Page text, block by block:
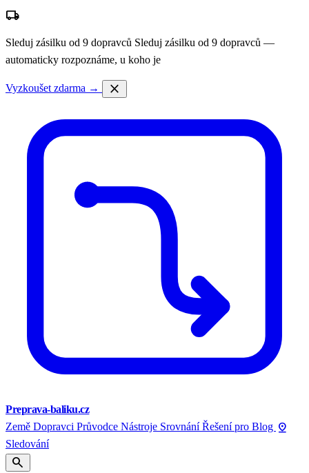
local_shipping
Sleduj zásilku od 9 dopravců Sleduj zásilku od 9 dopravců —
automaticky rozpoznáme, u koho je
Vyzkoušet zdarma → close
Preprava-baliku.cz
Země Dopravci Průvodce Nástroje Srovnání Řešení pro Blog pin_drop
Sledování
search